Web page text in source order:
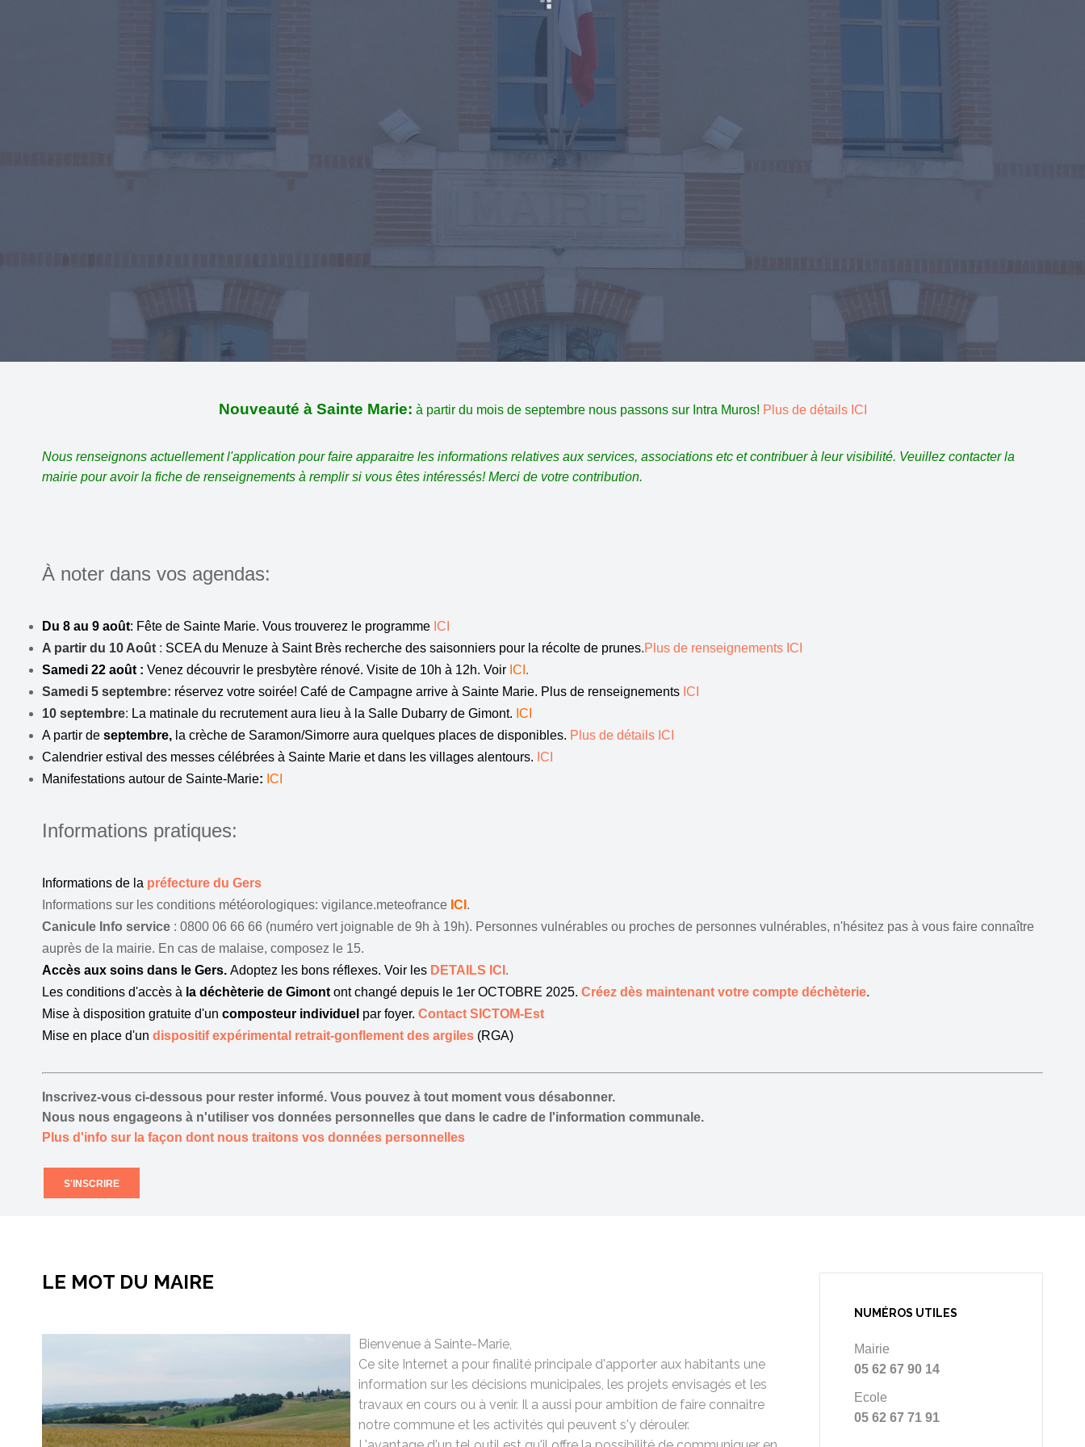
Nouveauté à Sainte Marie: à partir du mois de septembre nous passons sur Intra Muros! Plus de détails ICI
Nous renseignons actuellement l'application pour faire apparaitre les informations relatives aux services, associations etc et contribuer à leur visibilité. Veuillez contacter la
mairie pour avoir la fiche de renseignements à remplir si vous êtes intéressés! Merci de votre contribution.
À noter dans vos agendas:
Du 8 au 9 août: Fête de Sainte Marie. Vous trouverez le programme ICI
A partir du 10 Août : SCEA du Menuze à Saint Brès recherche des saisonniers pour la récolte de prunes.Plus de renseignements ICI
Samedi 22 août : Venez découvrir le presbytère rénové. Visite de 10h à 12h. Voir ICI .
Samedi 5 septembre: réservez votre soirée! Café de Campagne arrive à Sainte Marie. Plus de renseignements ICI
10 septembre: La matinale du recrutement aura lieu à la Salle Dubarry de Gimont. ICI
A partir de septembre, la crèche de Saramon/Simorre aura quelques places de disponibles. Plus de détails ICI
Calendrier estival des messes célébrées à Sainte Marie et dans les villages alentours. ICI
Manifestations autour de Sainte-Marie: ICI
Informations pratiques:
Informations de la préfecture du Gers
Informations sur les conditions météorologiques: vigilance.meteofrance ICI .
Canicule Info service : 0800 06 66 66 (numéro vert joignable de 9h à 19h). Personnes vulnérables ou proches de personnes vulnérables, n'hésitez pas à vous faire connaître
auprès de la mairie. En cas de malaise, composez le 15.
Accès aux soins dans le Gers. Adoptez les bons réflexes. Voir les DETAILS ICI .
Les conditions d'accès à la déchèterie de Gimont ont changé depuis le 1er OCTOBRE 2025. Créez dès maintenant votre compte déchèterie.
Mise à disposition gratuite d'un composteur individuel par foyer. Contact SICTOM-Est
Mise en place d'un dispositif expérimental retrait-gonflement des argiles (RGA)
Inscrivez-vous ci-dessous pour rester informé. Vous pouvez à tout moment vous désabonner.
Nous nous engageons à n'utiliser vos données personnelles que dans le cadre de l'information communale.
Plus d'info sur la façon dont nous traitons vos données personnelles
S'INSCRIRE
LE MOT DU MAIRE
Bienvenue à Sainte-Marie,
Ce site Internet a pour finalité principale d'apporter aux habitants une
information sur les décisions municipales, les projets envisagés et les
travaux en cours ou à venir. Il a aussi pour ambition de faire connaitre
notre commune et les activités qui peuvent s'y dérouler.
NUMÉROS UTILES
Mairie
05 62 67 90 14
Ecole
05 62 67 71 91